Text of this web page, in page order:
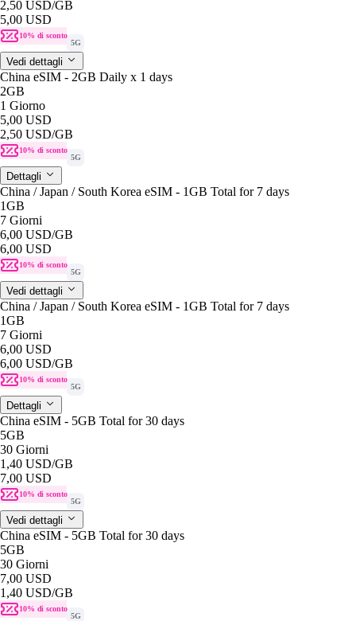
2,50 USD/GB
5,00 USD
10% di sconto
5G
Vedi dettagli
China eSIM - 2GB Daily x 1 days
2GB
1 Giorno
5,00 USD
2,50 USD/GB
10% di sconto
5G
Dettagli
China / Japan / South Korea eSIM - 1GB Total for 7 days
1GB
7 Giorni
6,00 USD/GB
6,00 USD
10% di sconto
5G
Vedi dettagli
China / Japan / South Korea eSIM - 1GB Total for 7 days
1GB
7 Giorni
6,00 USD
6,00 USD/GB
10% di sconto
5G
Dettagli
China eSIM - 5GB Total for 30 days
5GB
30 Giorni
1,40 USD/GB
7,00 USD
10% di sconto
5G
Vedi dettagli
China eSIM - 5GB Total for 30 days
5GB
30 Giorni
7,00 USD
1,40 USD/GB
10% di sconto
5G